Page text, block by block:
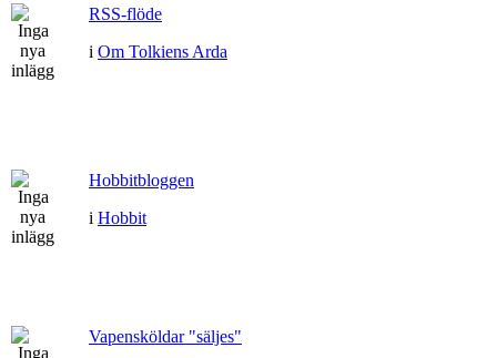
RSS-flöde
i Om Tolkiens Arda
Hobbitbloggen
i Hobbit
Vapensköldar "säljes"